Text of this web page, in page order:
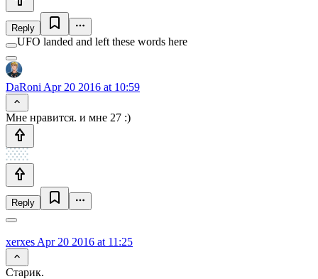
Reply
UFO landed and left these words here
DaRoni Apr 20 2016 at 10:59
Мне нравится. и мне 27 :)
Reply
xerxes Apr 20 2016 at 11:25
Старик.